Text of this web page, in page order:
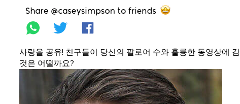
사랑을 공유! 친구들이 당신의 팔로어 수와 훌륭한 동영상에
것은 어떨까요?